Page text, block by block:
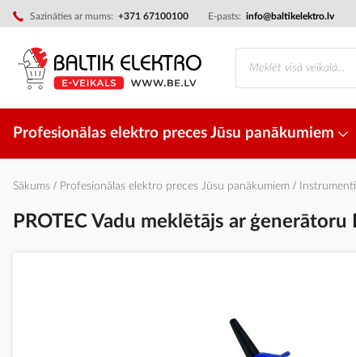
Sazināties ar mums: +371 67100100 E-pasts: info@baltikelektro.lv
Skip
to
Content
Profesionālas elektro preces Jūsu panākumiem
Sākums Profesionālas elektro preces Jūsu panākumiem
PROTEC Vadu meklētājs ar ģenerātoru